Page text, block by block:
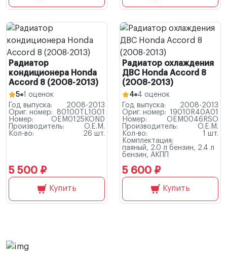
Радиатор
кондиционера Honda
Accord 8 (2008-2013)
5 1 оценок
Год выпуска:
2008-2013
Ориг. номер:
80100TL1G01
Номер:
OEM0125KOND
Производитель:
O.E.M.
Кол-во:
26 шт.
5 500 ₽
Купить
Радиатор охлаждения
ДВС Honda Accord 8
(2008-2013)
4 4 оценок
Год выпуска:
2008-2013
Ориг. номер: 19010R40A01
Номер:
OEM0046RSO
Производитель:
O.E.M.
Кол-во:
1 шт.
Комплектация:
паяный, 2.0 л бензин, 2.4 л
бензин, АКПП
5 600 ₽
Купить